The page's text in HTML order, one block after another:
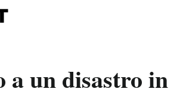
un disastro in